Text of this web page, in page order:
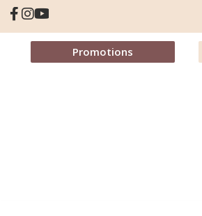
Promotions